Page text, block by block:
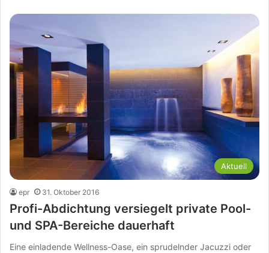
Aktuell
epr 31. Oktober 2016
Profi-Abdichtung versiegelt private Pool-
und SPA-Bereiche dauerhaft
Eine einladende Wellness-Oase, ein sprudelnder Jacuzzi oder